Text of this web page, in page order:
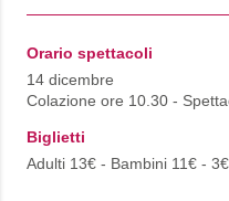
Orario spettacoli
14 dicembre
Colazione ore 10.30 -
Biglietti
Adulti 13€ - Bambini 11€ -